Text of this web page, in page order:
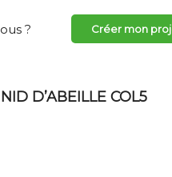
? Créer mon
D’ABEILLE COL5